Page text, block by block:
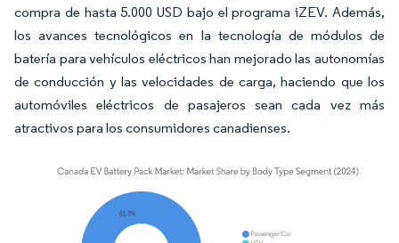
compra de hasta 5.000 USD bajo el programa iZEV. Además,
los avances tecnológicos en la tecnología de módulos de
batería para vehículos eléctricos han mejorado las autonomías
de conducción y las velocidades de carga, haciendo que los
automóviles eléctricos de pasajeros sean cada vez más
atractivos para los consumidores canadienses.